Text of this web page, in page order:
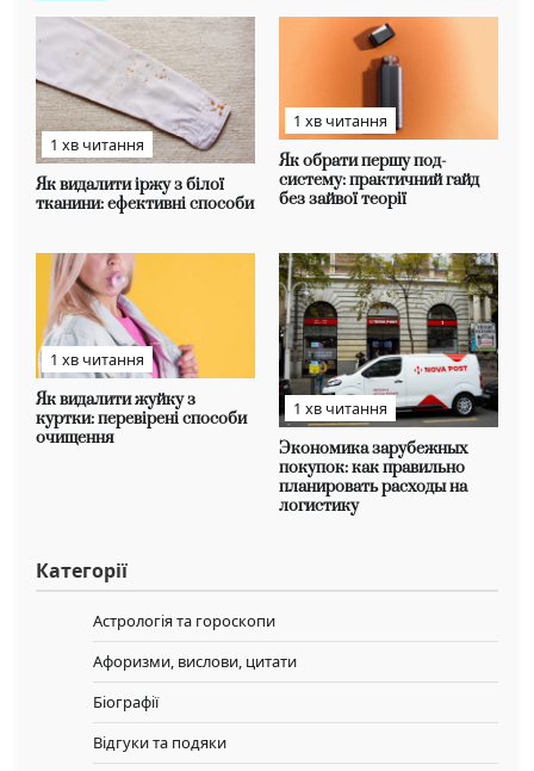
1 хв читання
Як видалити іржу з білої
тканини: ефективні способи
1 хв читання
Як обрати першу под-
систему: практичний гайд
без зайвої теорії
1 хв читання
Як видалити жуйку з
куртки: перевірені способи
очищення
1 хв читання
Экономика зарубежных
покупок: как правильно
планировать расходы на
логистику
Категорії
Астрологія та гороскопи
Афоризми, вислови, цитати
Біографії
Відгуки та подяки